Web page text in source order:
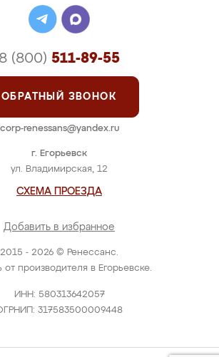
2015 - 2026 © Ренессанс.
производителя в Егорьевске.
ИНН: 580313642057
317583500009448
г. Егорьевск
ул. Владимирская, 12
СХЕМА ПРОЕЗДА
Добавить в избранное
8 (800) 511-89-55
ОБРАТНЫЙ ЗВОНОК
corp-renessans@yandex.ru